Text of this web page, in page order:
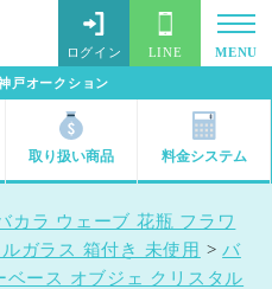
戸オークション
ログイン LINE MENU
取り扱い商品 料金システム
カラ ウェーブ 花瓶 フラワ
ガラス 箱付き 未使用 >バ
ース オブジェ クリスタル